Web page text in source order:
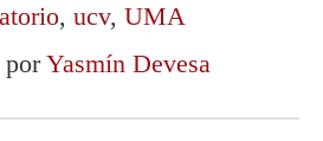
, ucv, UMA
porYasmín Devesa